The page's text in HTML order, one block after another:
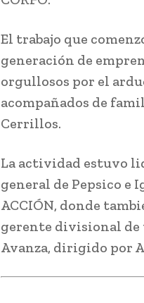
El trabajo que
generación de
orgullosos por el
acompañados de
Cerrillos.
La actividad estuvo
general de Pepsico e
ACCIÓN, donde
gerente divisional de
Avanza, dirigido por